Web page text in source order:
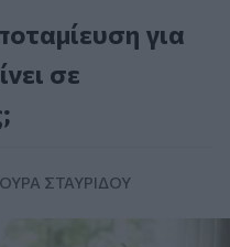
για
σε
ΣΤΑΥΡΊΔΟΥ